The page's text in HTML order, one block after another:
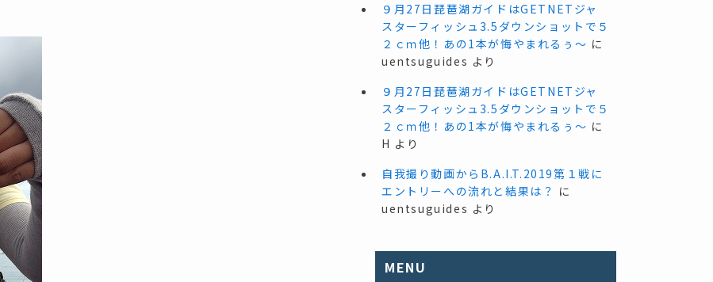
９月27日琵琶湖ガイドはGETNETジャ
スターフィッシュ3.5ダウンショットで５
２ｃｍ他！あの1本が悔やまれるぅ～ に
uentsuguides より
９月27日琵琶湖ガイドはGETNETジャ
スターフィッシュ3.5ダウンショットで５
２ｃｍ他！あの1本が悔やまれるぅ～ に
H より
自我撮り動画からB.A.I.T.2019第１戦に
エントリーへの流れと結果は？ に
uentsuguides より
MENU